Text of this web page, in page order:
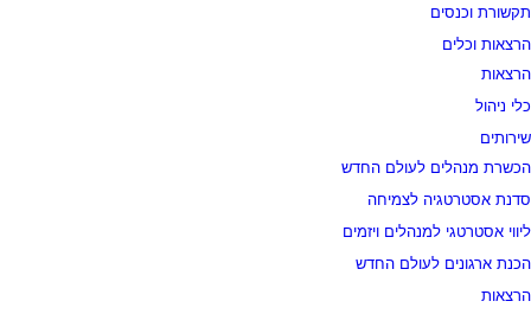
תקשורת וכנסים
הרצאות וכלים
הרצאות
כלי ניהול
שירותים
הכשרת מנהלים לעולם החדש
סדנת אסטרטגיה לצמיחה
ליווי אסטרטגי למנהלים ויזמים
הכנת ארגונים לעולם החדש
הרצאות